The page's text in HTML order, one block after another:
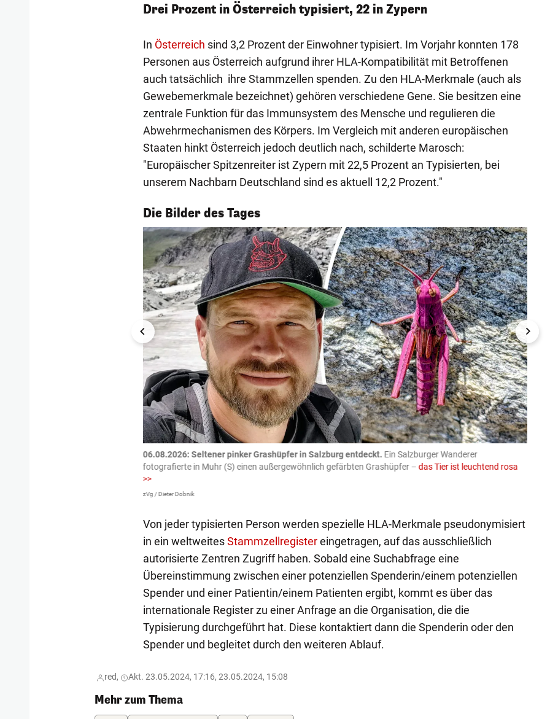
Drei Prozent in Österreich typisiert, 22 in Zypern
In Österreich sind 3,2 Prozent der Einwohner typisiert. Im Vorjahr konnten 178
Personen aus Österreich aufgrund ihrer HLA-Kompatibilität mit Betroffenen
auch tatsächlich ihre Stammzellen spenden. Zu den HLA-Merkmale (auch als
Gewebemerkmale bezeichnet) gehören verschiedene Gene. Sie besitzen eine
zentrale Funktion für das Immunsystem des Mensche und regulieren die
Abwehrmechanismen des Körpers. Im Vergleich mit anderen europäischen
Staaten hinkt Österreich jedoch deutlich nach, schilderte Marosch:
"Europäischer Spitzenreiter ist Zypern mit 22,5 Prozent an Typisierten, bei
unserem Nachbarn Deutschland sind es aktuell 12,2 Prozent."
Die Bilder des Tages
1/54
06.08.2026: Seltener pinker Grashüpfer in Salzburg entdeckt. Ein Salzburger Wanderer
fotografierte in Muhr (S) einen außergewöhnlich gefärbten Grashüpfer – das Tier ist leuchtend rosa
>>
zVg / Dieter Dobnik
Von jeder typisierten Person werden spezielle HLA-Merkmale pseudonymisiert
in ein weltweitesStammzellregistereingetragen, auf das ausschließlich
autorisierte Zentren Zugriff haben. Sobald eine Suchabfrage eine
Übereinstimmung zwischen einer potenziellen Spenderin/einem potenziellen
Spender und einer Patientin/einem Patienten ergibt, kommt es über das
internationale Register zu einer Anfrage an die Organisation, die die
Typisierung durchgeführt hat. Diese kontaktiert dann die Spenderin oder den
Spender und begleitet durch den weiteren Ablauf.
red, Akt. 23.05.2024, 17:16, 23.05.2024, 15:08
Mehr zum Thema